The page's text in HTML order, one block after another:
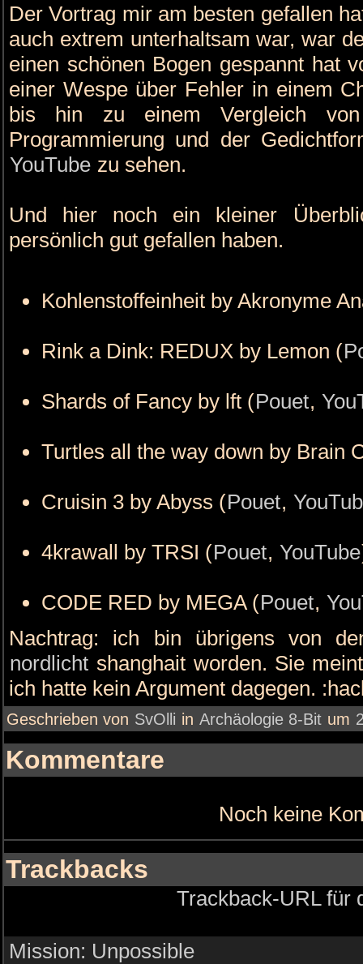
Der Vortrag mir am besten gefallen
auch extrem unterhaltsam war, war
einen schönen Bogen gespannt hat
einer Wespe über Fehler in einem
bis hin zu einem Vergleich
Programmierung und der
YouTube zu sehen.
Und hier noch ein kleiner
persönlich gut gefallen haben.
Kohlenstoffeinheit by Akronyme
Rink a Dink: REDUX by Lemon (
Shards of Fancy by lft (Pouet,
Turtles all the way down by Brain
Cruisin 3 by Abyss (Pouet,
4krawall by TRSI (Pouet, YouTube
CODE RED by MEGA (Pouet,
Nachtrag: ich bin übrigens von
nordlicht shanghait worden. Sie
ich hatte kein Argument dagegen.
Geschrieben von SvOlli in Archäologie 8-Bit um
Kommentare
Noch keine
Trackbacks
Trackback-URL für
Mission: Unpossible